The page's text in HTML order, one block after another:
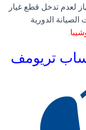
لعدم تدخل قطع غيار
الدورية
.
تريومف